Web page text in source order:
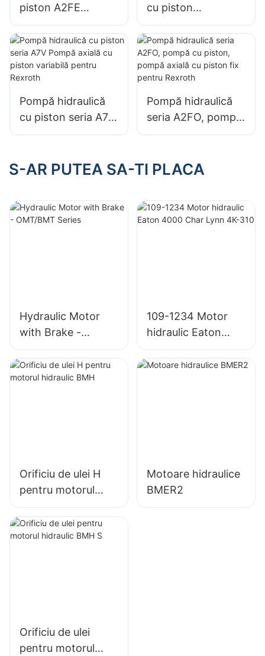
piston A2FE
90/61W, motor cu
piston axial fix
pentru Bosch
Rexroth
cu piston
A7V170EP cu
deplasare variabilă
pentru Rexroth
Pompă hidraulică
cu piston seria A7V
Pompă axială cu
pentru Rexroth
Pompă hidraulică
seria A2FO, pompă
cu piston, pompă
pentru Rexroth
S-AR PUTEA SA-TI PLACA
Hydraulic Motor
with Brake -
OMT/BMT Series
109-1234 Motor
hidraulic Eaton
4000 Char Lynn
4K-310
Orificiu de ulei H
pentru motorul
hidraulic BMH
Motoare hidraulice
BMER2
Orificiu de ulei
pentru motorul